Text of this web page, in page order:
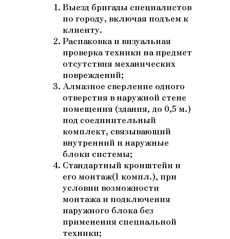
Выезд бригады специалистов
по городу, включая подъем к
клиенту.
Распаковка и визуальная
проверка техники на предмет
отсутствия механических
повреждений;
Алмазное сверление одного
отверстия в наружной стене
помещения (здания, до 0,5 м.)
под соединительный
комплект, связывающий
внутренний и наружные
блоки системы;
Стандартный кронштейн и
его монтаж(1 компл.), при
условии возможности
монтажа и подключения
наружного блока без
применения специальной
техники;